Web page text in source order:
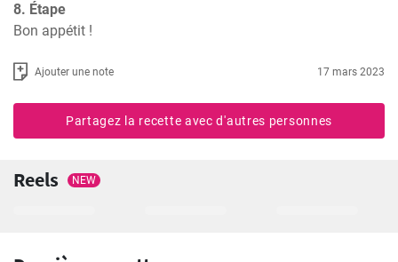
8. Étape
Bon appétit !
Ajouter une note 17 mars 2023
Partagez la recette avec d'autres personnes
Reels NEW